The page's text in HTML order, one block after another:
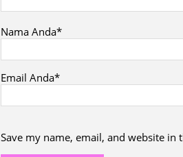
Nama Anda*
Email Anda*
Save my name, email, and website